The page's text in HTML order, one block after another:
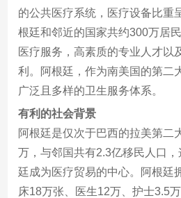
的公共医疗系统，医疗设备比重
根廷和邻近的国家共约300万居
医疗服务，高素质的专业人才以
利。阿根廷，作为南美国的第二
广泛且多样的卫生服务体系。
有利的社会背景
阿根廷是仅次于巴西的拉美第二
万，与邻国共有2.3亿移民人口
廷成为医疗贸易的中心。阿根廷
床18万张、医生12万、护士3.5